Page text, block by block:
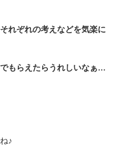
れぞれの考えなどを気楽に
もらえたらうれしいなぁ…
♪